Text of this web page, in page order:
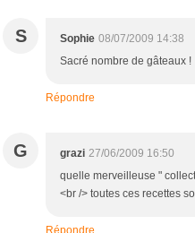
S Sophie 08/07/2009 14:38
Sacré nombre de gâteaux !
Répondre
G grazi 27/06/2009 16:50
quelle merveilleuse "
<br /> toutes ces recettes